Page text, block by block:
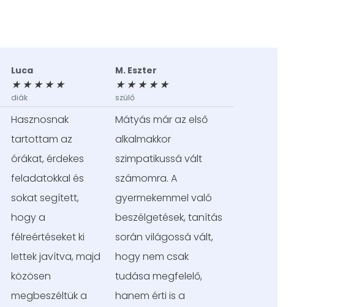
b
m
Luca
★ ★ ★ ★ ★
diák b
m
Hasznosnak
tartottam az
órákat, érdekes
feladatokkal és
sokat segített,
hogy a
félreértéseket ki
lettek javítva, majd
közösen
megbeszéltük a
M. Eszter
★ ★ ★ ★ ★
szülő b
Mátyás már az első
alkalmakkor
szimpatikussá vált
számomra. A
gyermekemmel való
beszélgetések, tanítás
során világossá vált,
hogy nem csak
tudása megfelelő,
hanem érti is a